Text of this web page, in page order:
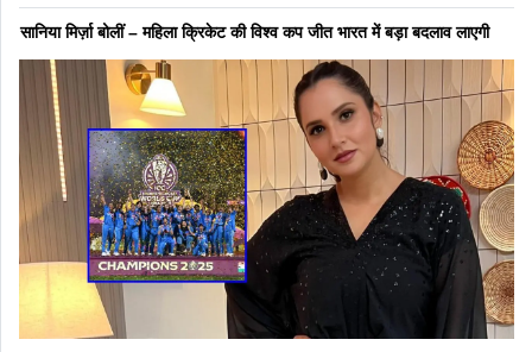
सानिया मिर्ज़ा बोलीं – महिला क्रिकेट की विश्व कप जीत भारत में बड़ा बदलाव लाएगी